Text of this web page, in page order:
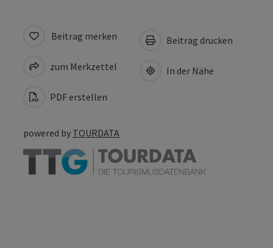
Beitrag merken
zum Merkzettel
PDF erstellen
Beitrag drucken
In der Nähe
powered by TOURDATA